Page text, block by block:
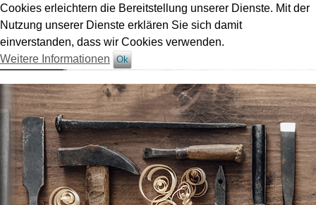
Cookies erleichtern die Bereitstellung unserer Dienste. Mit der
Nutzung unserer Dienste erklären Sie sich damit
einverstanden, dass wir Cookies verwenden.
Weitere Informationen
Ok